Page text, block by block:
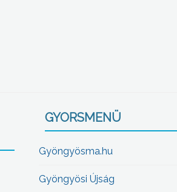
GYORSMENÜ
Gyöngyösma.hu
Gyöngyösi Újság